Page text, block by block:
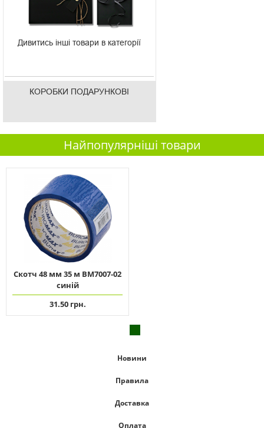
Дивитись інші товари в категорії
КОРОБКИ ПОДАРУНКОВІ
Найпопулярніші товари
Скотч 48 мм 35 м ВМ7007-02
синій
31.50 грн.
Новини
Правила
Доставка
Оплата